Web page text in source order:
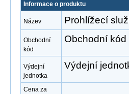
Informace o produktu
Název Prohlížecí
Obchodní
kód
Obchodní
Výdejní
jednotka
Výdejní
Cena za